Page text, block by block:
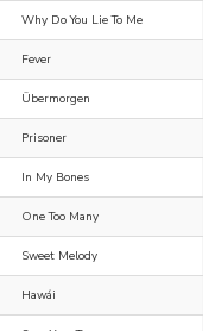
Why Do You Lie To Me
Fever
Übermorgen
Prisoner
In My Bones
One Too Many
Sweet Melody
Hawái